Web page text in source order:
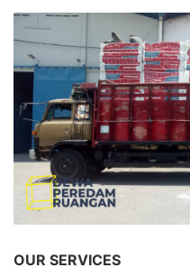
OUR SERVICES